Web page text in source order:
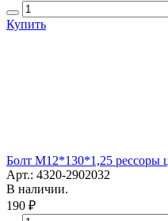
Купить
Болт М12*130*1,25 рессоры
Арт.: 4320-2902032
В наличии.
190 ₽